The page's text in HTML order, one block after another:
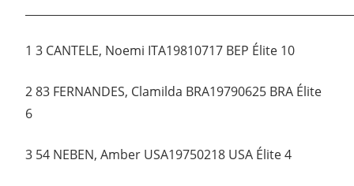
1 3 CANTELE, Noemi ITA19810717 BEP Élite 10
2 83 FERNANDES, Clamilda BRA19790625 BRA Élite
6
3 54 NEBEN, Amber USA19750218 USA Élite 4